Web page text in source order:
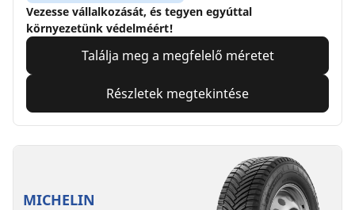
Vezesse vállalkozását, és tegyen egyúttal
környezetünk védelméért!
Találja meg a megfelelő méretet
Részletek megtekintése
MICHELIN